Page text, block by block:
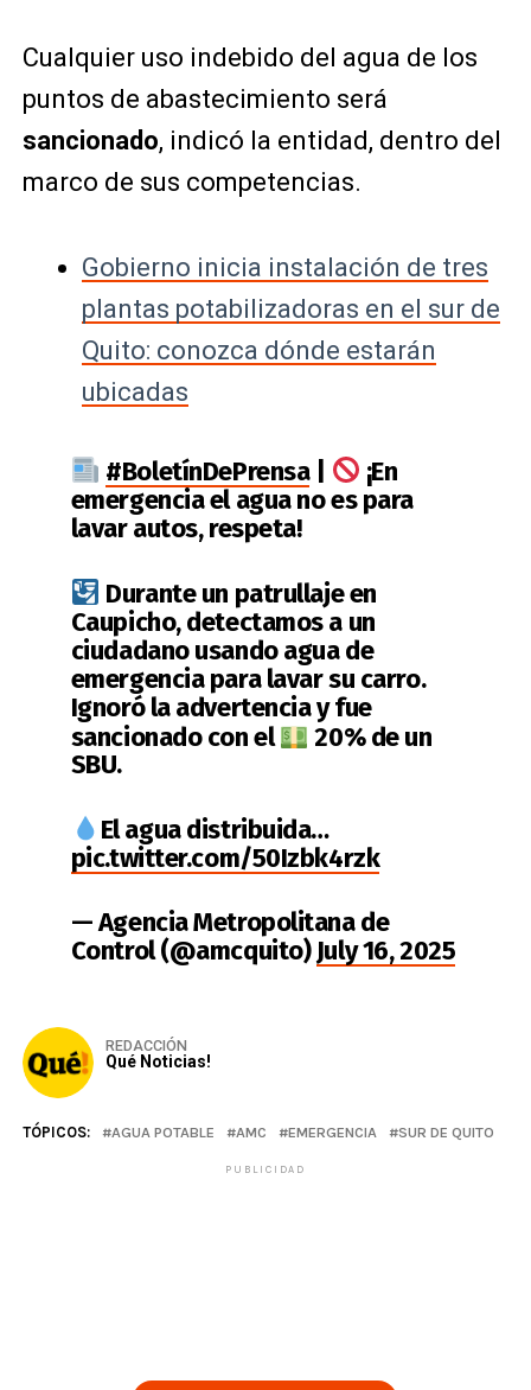
Cualquier uso indebido del agua de los
puntos de abastecimiento será
sancionado, indicó la entidad, dentro del
marco de sus competencias.
Gobierno inicia instalación de tres
plantas potabilizadoras en el sur de
Quito: conozca dónde estarán
ubicadas
#BoletínDePrensa|
¡En
emergencia el agua no es para
lavar autos, respeta!
Durante un patrullaje en
Caupicho, detectamos a un
ciudadano usando agua de
emergencia para lavar su carro.
Ignoró la advertencia y fue
sancionado con el
20% de un
SBU.
El agua distribuida…
pic.twitter.com/50Izbk4rzk
— Agencia Metropolitana de
Control (@amcquito)July 16, 2025
REDACCIÓN
Qué Noticias!
TÓPICOS: AGUA POTABLE AMC EMERGENCIA SUR DE QUITO
PUBLICIDAD